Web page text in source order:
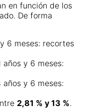
en función de los
De forma
6 meses: recortes
y 6 meses:
y 6 meses:
2,81 % y 13 %.